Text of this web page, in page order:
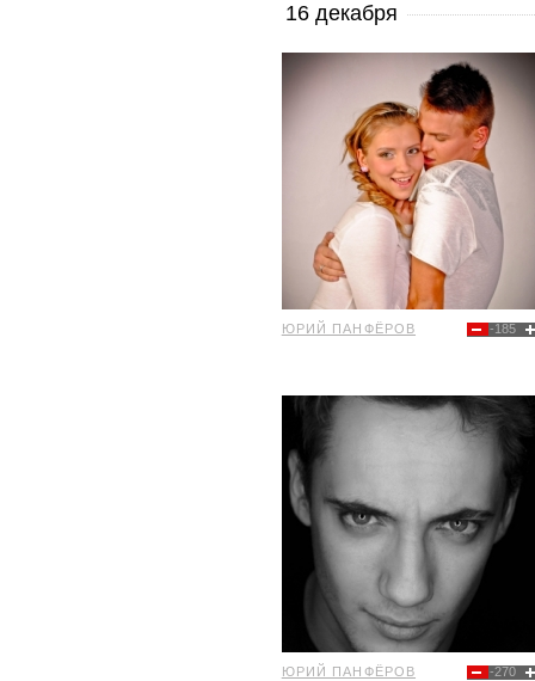
16 декабря
-185
ЮРИЙ ПАНФЁРОВ
-270
ЮРИЙ ПАНФЁРОВ